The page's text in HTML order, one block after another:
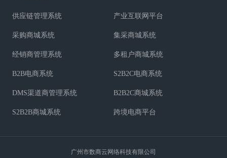
供应链管理系统 产业互联网平台
采购商城系统 集采商城系统
经销商管理系统 多租户商城系统
B2B电商系统 S2B2C电商系统
DMS渠道商管理系统 B2B2C商城系统
S2B2B商城系统 跨境电商平台
广州市数商云网络科技有限公司